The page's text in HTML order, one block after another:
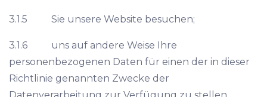
3.1.5 Sie unsere Website besuchen;
3.1.6 uns auf andere Weise Ihre
personenbezogenen Daten für einen der in dieser
Richtlinie genannten Zwecke der